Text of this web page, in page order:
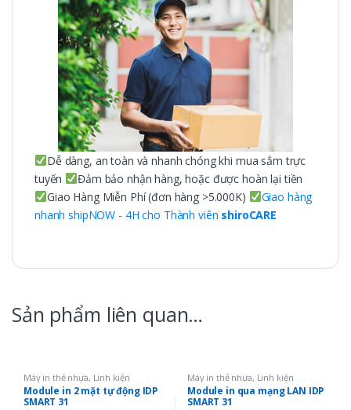
Dễ dàng, an toàn và nhanh chóng khi mua sắm trực
tuyến
Đảm bảo nhận hàng, hoặc được hoàn lại tiền
Giao Hàng Miễn Phí (đơn hàng >5.000K)
Giao hàng
nhanh shipNOW - 4H cho Thành viên shiroCARE
Sản phẩm liên quan…
Máy in thẻ nhựa, Linh kiện
Module in 2 mặt tự động IDP
SMART 31
Máy in thẻ nhựa, Linh kiện
Module in qua mạng LAN IDP
SMART 31